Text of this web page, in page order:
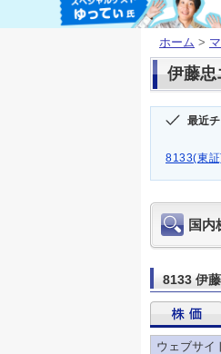
ホーム >
伊藤忠
最近
8133(東